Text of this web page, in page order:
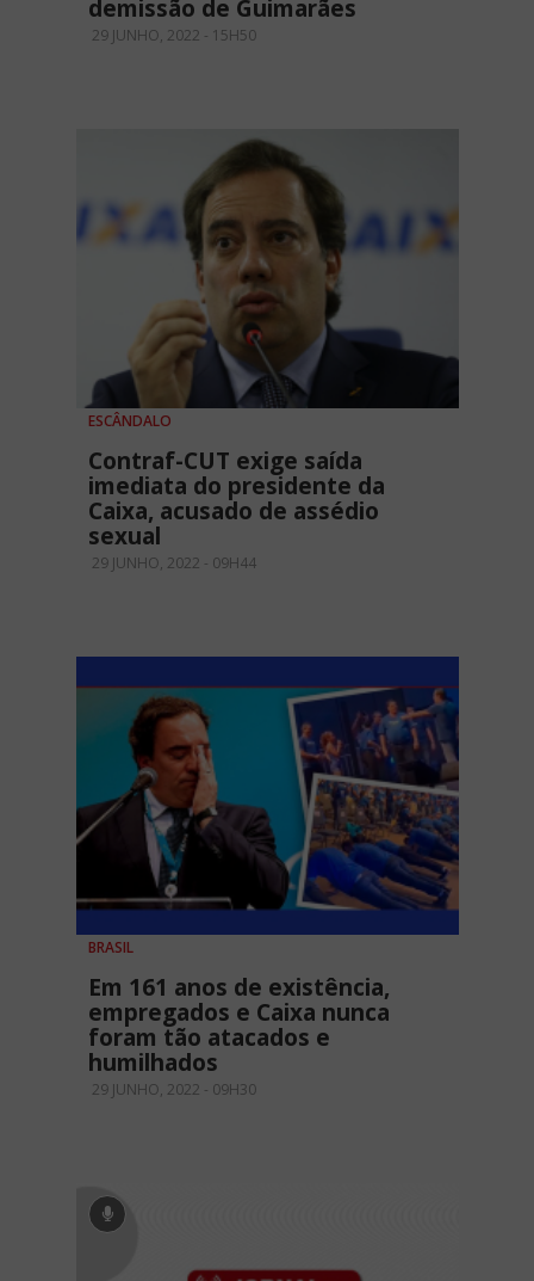
demissão de Guimarães
29 JUNHO, 2022 - 15H50
ESCÂNDALO
Contraf-CUT exige saída
imediata do presidente da
Caixa, acusado de assédio
sexual
29 JUNHO, 2022 - 09H44
BRASIL
Em 161 anos de existência,
empregados e Caixa nunca
foram tão atacados e
humilhados
29 JUNHO, 2022 - 09H30